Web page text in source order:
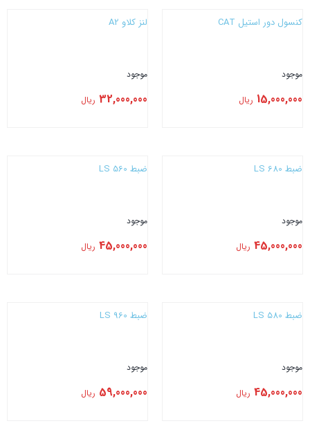
کنسول دور استیل CAT
موجود
15,000,000 ریال
لنز کلاو A2
موجود
32,000,000 ریال
ضبط LS 680
موجود
45,000,000 ریال
ضبط LS 560
موجود
45,000,000 ریال
ضبط LS 580
موجود
45,000,000 ریال
ضبط LS 960
موجود
59,000,000 ریال